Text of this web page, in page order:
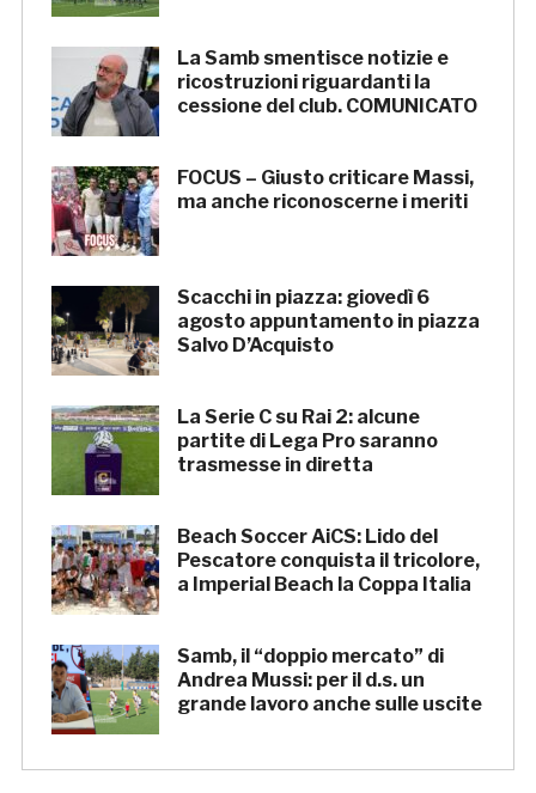
La Samb smentisce notizie e
ricostruzioni riguardanti la
cessione del club. COMUNICATO
FOCUS – Giusto criticare Massi,
ma anche riconoscerne i meriti
Scacchi in piazza: giovedì 6
agosto appuntamento in piazza
Salvo D’Acquisto
La Serie C su Rai 2: alcune
partite di Lega Pro saranno
trasmesse in diretta
Beach Soccer AiCS: Lido del
Pescatore conquista il tricolore,
a Imperial Beach la Coppa Italia
Samb, il “doppio mercato” di
Andrea Mussi: per il d.s. un
grande lavoro anche sulle uscite